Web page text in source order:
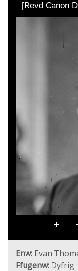
[Revd Canon
Enw: Evan
Ffugenw: Dyfrig